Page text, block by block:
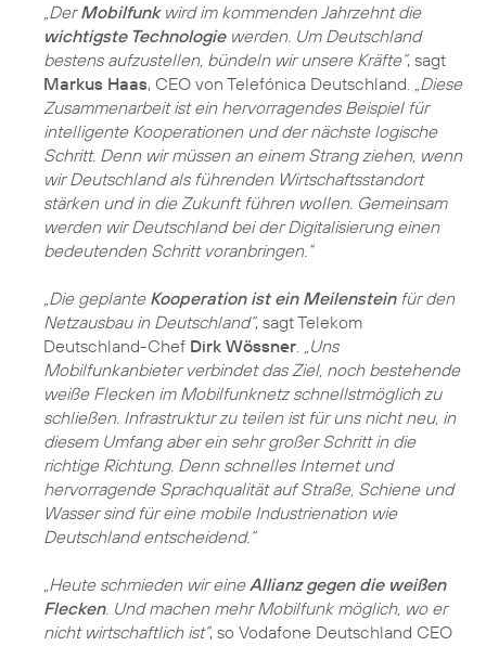
„DerMobilfunkwird im kommenden Jahrzehnt die
wichtigste Technologiewerden. Um Deutschland
bestens aufzustellen, bündeln wir unsere Kräfte“, sagt
Markus Haas, CEO von Telefónica Deutschland. „Diese
Zusammenarbeit ist ein hervorragendes Beispiel für
intelligente Kooperationen und der nächste logische
Schritt. Denn wir müssen an einem Strang ziehen, wenn
wir Deutschland als führenden Wirtschaftsstandort
stärken und in die Zukunft führen wollen. Gemeinsam
werden wir Deutschland bei der Digitalisierung einen
bedeutenden Schritt voranbringen.“
„Die geplante Kooperation ist ein Meilensteinfür den
Netzausbau in Deutschland“, sagt Telekom
Deutschland-Chef Dirk Wössner. „Uns
Mobilfunkanbieter verbindet das Ziel, noch bestehende
weiße Flecken im Mobilfunknetz schnellstmöglich zu
schließen. Infrastruktur zu teilen ist für uns nicht neu, in
diesem Umfang aber ein sehr großer Schritt in die
richtige Richtung. Denn schnelles Internet und
hervorragende Sprachqualität auf Straße, Schiene und
Wasser sind für eine mobile Industrienation wie
Deutschland entscheidend.“
„Heute schmieden wir eineAllianz gegen die weißen
Flecken. Und machen mehr Mobilfunk möglich, wo er
nicht wirtschaftlich ist“, so Vodafone Deutschland CEO